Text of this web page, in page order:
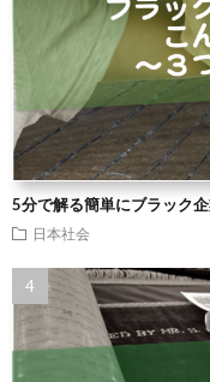
5分で解る簡単にブラック
日本社会